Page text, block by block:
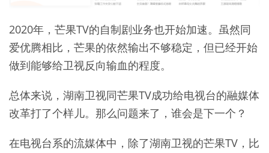
2020年，芒果TV的自制剧业务也开始加速。虽然同
爱优腾相比，芒果的依然输出不够稳定，但已经开始
做到能够给卫视反向输血的程度。
总体来说，湖南卫视同芒果TV成功给电视台的融媒体
改革打了个样儿。那么问题来了，谁会是下一个？
在电视台系的流媒体中，除了湖南卫视的芒果TV，比